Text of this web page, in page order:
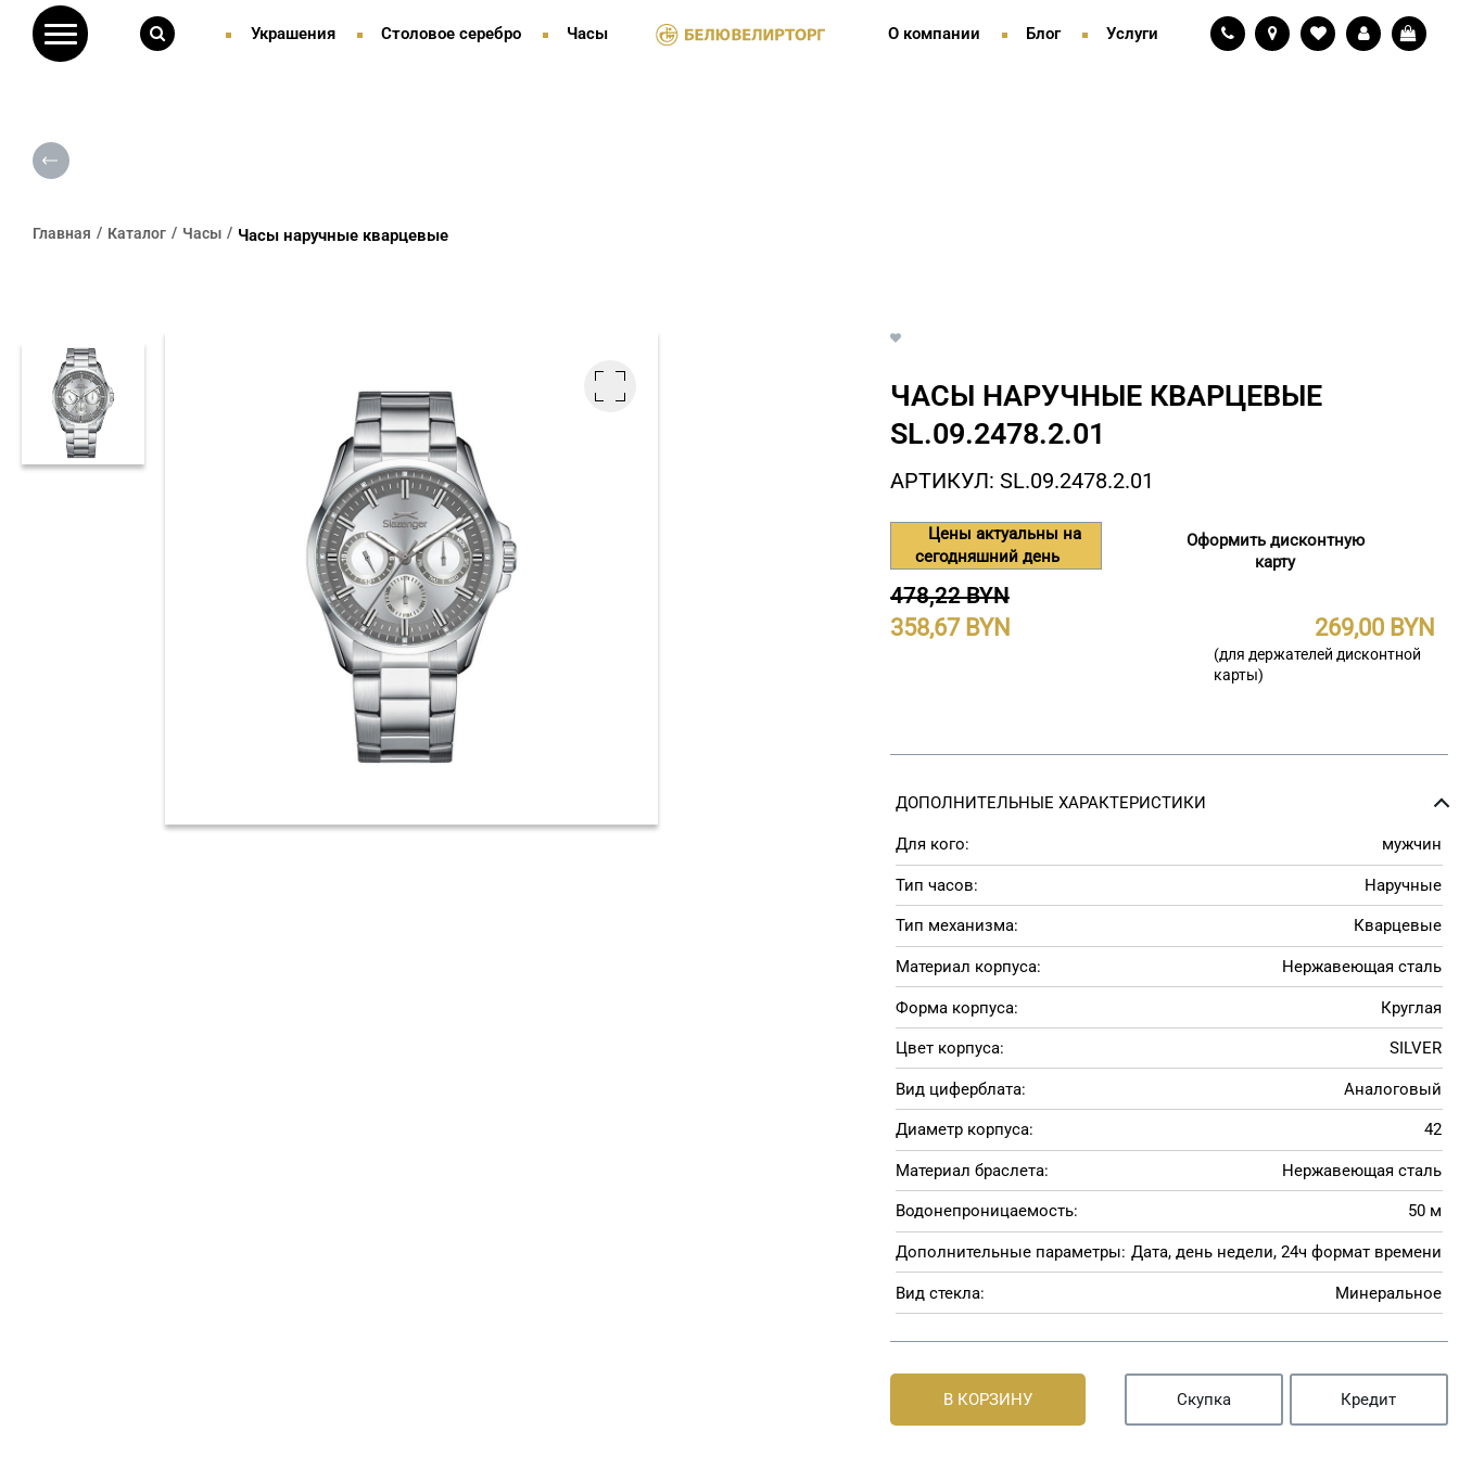
Украшения Столовое серебро Часы О компании Блог Услуги
Главная Каталог Часы Часы наручные кварцевые
ЧАСЫ НАРУЧНЫЕ КВАРЦЕВЫЕ
SL.09.2478.2.01
АРТИКУЛ: SL.09.2478.2.01
Цены актуальны на
сегодняшний день
Оформить дисконтную
карту
478,22 BYN
358,67 269,00
(для держателей дисконтной
карты)
ДОПОЛНИТЕЛЬНЫЕ ХАРАКТЕРИСТИКИ
Для кого: мужчин
Тип часов: Наручные
Тип механизма: Кварцевые
Материал корпуса: Нержавеющая сталь
Форма корпуса: Круглая
Цвет корпуса: SILVER
Вид циферблата: Аналоговый
Диаметр корпуса: 42
Материал браслета: Нержавеющая сталь
Водонепроницаемость: 50 м
Дополнительные параметры: Дата, день недели, 24ч формат времени
Вид стекла: Минеральное
В КОРЗИНУ Скупка Кредит